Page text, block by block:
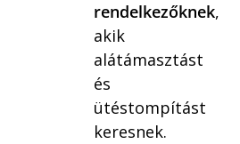
rendelkezőknek,
akik
alátámasztást
és
ütéstompítást
keresnek.